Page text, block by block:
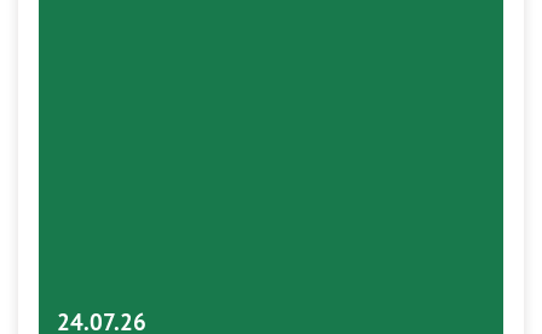
24.07.26